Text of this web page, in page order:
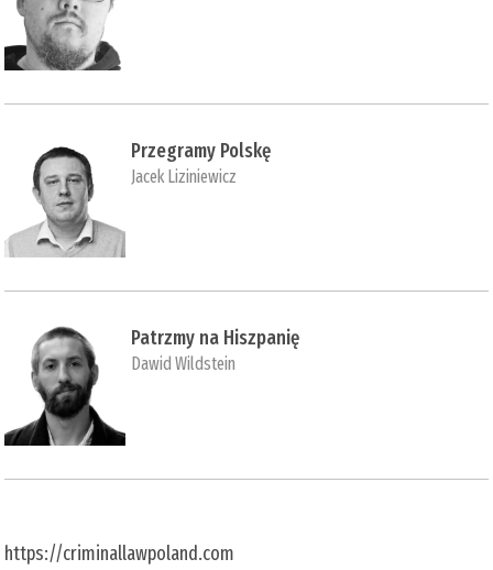
Przegramy Polskę
Jacek Liziniewicz
Patrzmy na Hiszpanię
Dawid Wildstein
https://criminallawpoland.com